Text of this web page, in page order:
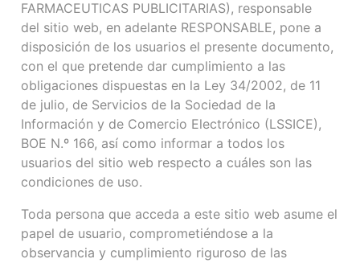
FARMACEUTICAS PUBLICITARIAS), responsable
del sitio web, en adelante RESPONSABLE, pone a
disposición de los usuarios el presente documento,
con el que pretende dar cumplimiento a las
obligaciones dispuestas en la Ley 34/2002, de 11
de julio, de Servicios de la Sociedad de la
Información y de Comercio Electrónico (LSSICE),
BOE N.º 166, así como informar a todos los
usuarios del sitio web respecto a cuáles son las
condiciones de uso.
Toda persona que acceda a este sitio web asume el
papel de usuario, comprometiéndose a la
observancia y cumplimiento riguroso de las